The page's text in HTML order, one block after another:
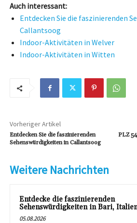
Auch interessant:
Entdecken Sie die faszinierenden
Callantsoog
Indoor-Aktivitäten in Welver
Indoor-Aktivitäten in Witten
Vorheriger Artikel
Entdecken Sie die faszinierenden
Sehenswürdigkeiten in Callantsoog
PLZ
Weitere Nachrichten
Entdecke die faszinierenden
Sehenswürdigkeiten in Bari,
05.08.2026